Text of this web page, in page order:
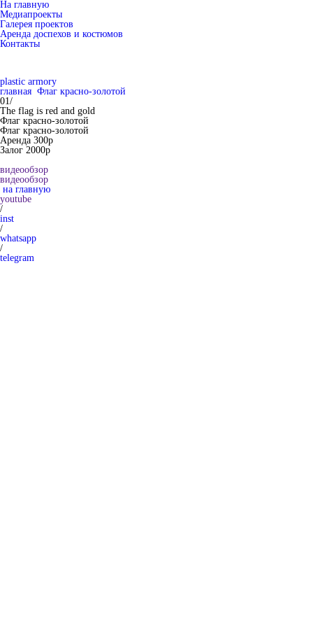
На главную
Медиапроекты
Галерея проектов
Аренда доспехов и костюмов
Контакты
plastic armory
главная Флаг красно-золотой
01/
The flag is red and gold
Флаг красно-золотой
Флаг красно-золотой
Аренда 300р
Залог 2000р
видеообзор
видеообзор
на главную
youtube
/
inst
/
whatsapp
/
telegram